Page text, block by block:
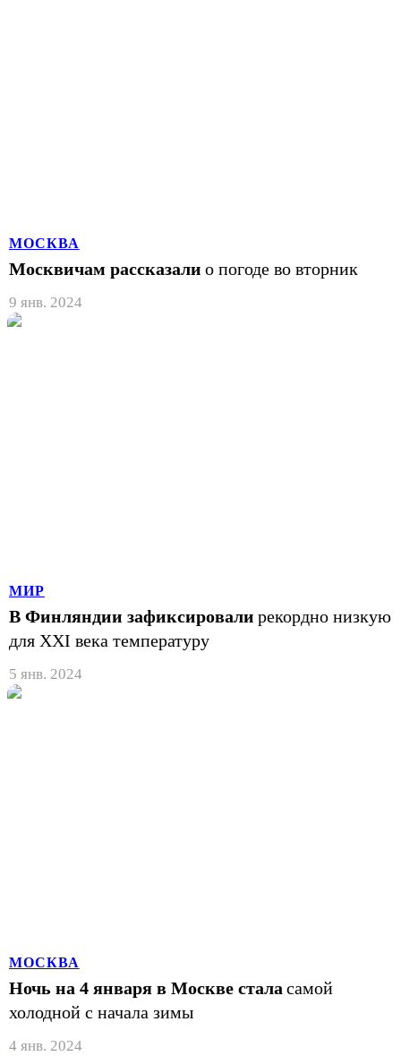
МОСКВА
Москвичам рассказали о погоде во вторник
9 янв. 2024
МИР
В Финляндии зафиксировали рекордно низкую
для XXI века температуру
5 янв. 2024
МОСКВА
Ночь на 4 января в Москве стала самой
холодной с начала зимы
4 янв. 2024